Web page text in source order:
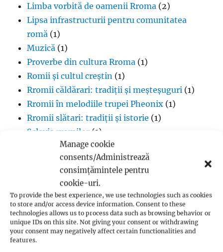
Manage cookie
consents/Administrează
consimțămintele pentru
cookie-uri.
To provide the best experience, we use technologies such as cookies
to store and/or access device information. Consent to these
technologies allows us to process data such as browsing behavior or
unique IDs on this site. Not giving your consent or withdrawing
your consent may negatively affect certain functionalities and
features.
Limba vorbită de oamenii Rroma (2)
Lipsa infrastructurii pentru comunitatea
romă (1)
Muzică (1)
Proverbe din cultura Rroma (1)
Romii și cultul creștin (1)
Rromii căldărari: tradiții și meșteșuguri (1)
Rromii în melodiile trupei Pheonix (1)
Rromii slătari: tradiții și istorie (1)
Sclavia rromilor (1)
Steagul oamenilor Rroma
Vlax Romani(1)
Budism
Budismul în Japonia